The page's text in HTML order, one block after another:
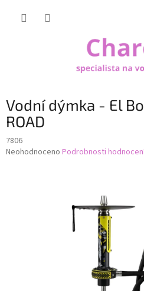
Vodní dýmka - El
ROAD
7806
Průměrné
Neohodnoceno Podrobnosti